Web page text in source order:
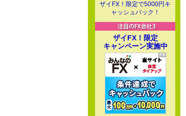
ザイFX！限定で5000円キ
ャッシュバック！
ザイFX！限定
キャンペーン実施中